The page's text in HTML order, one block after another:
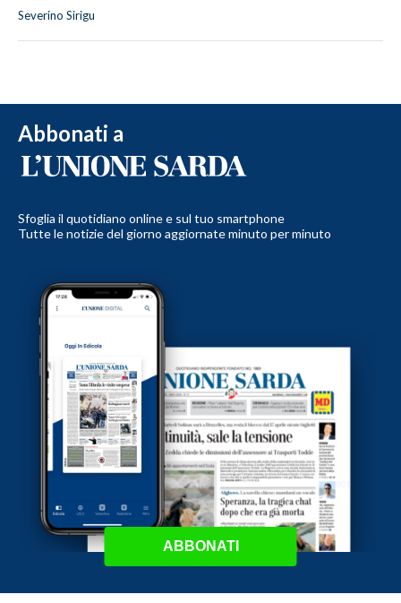
Severino Sirigu
Abbonati a
Sfoglia il quotidiano online e sul tuo smartphone
Tutte le notizie del giorno aggiornate minuto per minuto
ABBONATI